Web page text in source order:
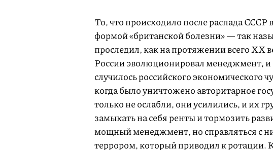
То, что происходило после распада СССР
формой «британской болезни» — так
проследил, как на протяжении всего XX
России эволюционировал менеджмент, и
случилось российского экономического
когда было уничтожено авторитарное
только не ослабли, они усилились, и их
замыкать на себя ренты и тормозить
мощный менеджмент, но справляться с
террором, который приводил к ротации.